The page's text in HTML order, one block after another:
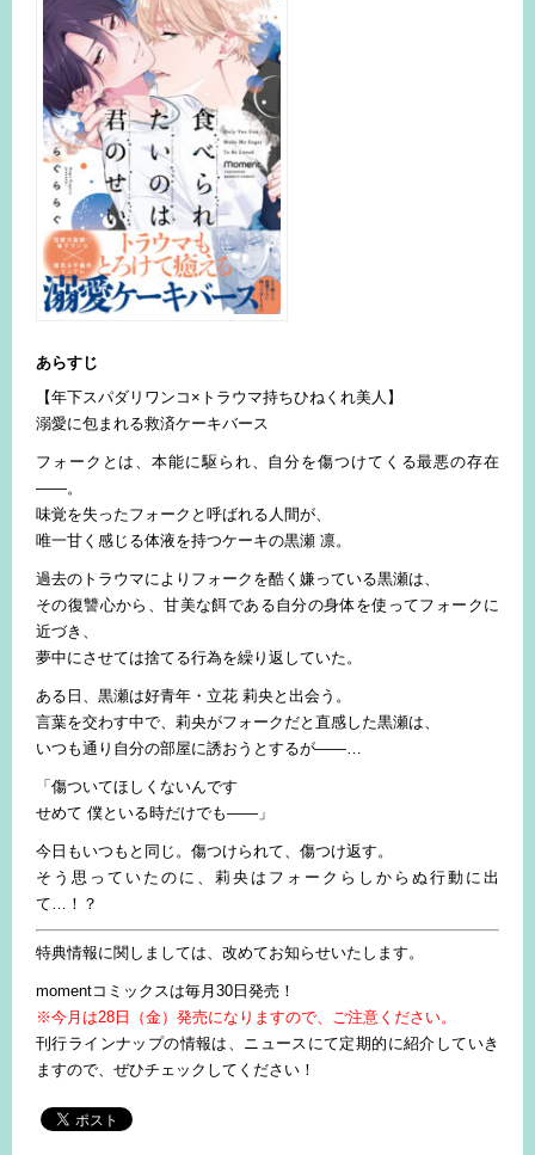
あらすじ
【年下スパダリワンコ×トラウマ持ちひねくれ美人】
溺愛に包まれる救済ケーキバース
フォークとは、本能に駆られ、自分を傷つけてくる最悪の存在
――。
味覚を失ったフォークと呼ばれる人間が、
唯一甘く感じる体液を持つケーキの黒瀬 凛。
過去のトラウマによりフォークを酷く嫌っている黒瀬は、
その復讐心から、甘美な餌である自分の身体を使ってフォークに
近づき、
夢中にさせては捨てる行為を繰り返していた。
ある日、黒瀬は好青年・立花 莉央と出会う。
言葉を交わす中で、莉央がフォークだと直感した黒瀬は、
いつも通り自分の部屋に誘おうとするが――…
「傷ついてほしくないんです
せめて 僕といる時だけでも――」
今日もいつもと同じ。傷つけられて、傷つけ返す。
そう思っていたのに、莉央はフォークらしからぬ行動に出
て…！？
特典情報に関しましては、改めてお知らせいたします。
momentコミックスは毎月30日発売！
※今月は28日（金）発売になりますので、ご注意ください。
刊行ラインナップの情報は、ニュースにて定期的に紹介していき
ますので、ぜひチェックしてください！